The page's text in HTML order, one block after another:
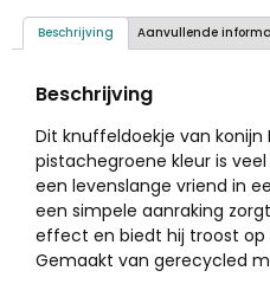
Beschrijving Aanvullende
Beschrijving
Dit knuffeldoekje van konijn
pistachegroene kleur is
een levenslange vriend in
een simpele aanraking
effect en biedt hij troost op
Gemaakt van gerecycled